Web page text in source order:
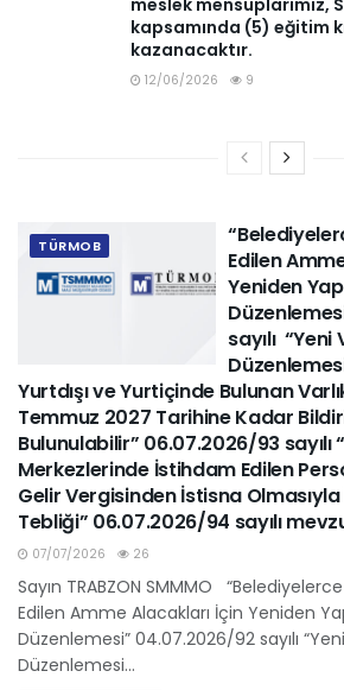
meslek mensuplarımız,
kapsamında (5) eğitim
kazanacaktır.
12/06/2026 9
TÜRMOB
Edilen
Yeniden
sayılı “Yeni
Yurtdışı ve Yurtiçinde Bulunan
Temmuz 2027 Tarihine Kadar
Bulunulabilir” 06.07.2026/93 sayılı
Merkezlerinde İstihdam Edilen
Gelir Vergisinden İstisna
Tebliği” 06.07.2026/94 sayılı
07/07/2026 26
Sayın TRABZON SMMMO
Edilen Amme Alacakları İçin Yeniden
Düzenlemesi” 04.07.2026/92 sayılı “Yeni
Düzenlemesi...